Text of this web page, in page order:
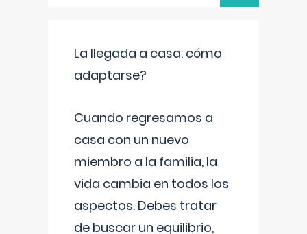
La llegada a casa: cómo
adaptarse?
Cuando regresamos a
casa con un nuevo
miembro a la familia, la
vida cambia en todos los
aspectos. Debes tratar
de buscar un equilibrio,